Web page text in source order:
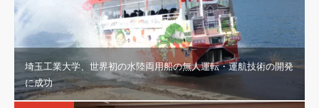
埼玉工業大学、世界初の水陸両用船の無人運転・運航技術の開発
に成功